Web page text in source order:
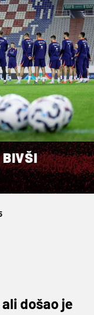
BIVŠI
došao je